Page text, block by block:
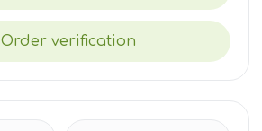
Order verification